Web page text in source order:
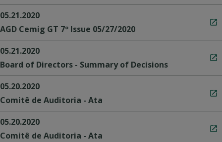
05.21.2020
AGD Cemig GT 7º Issue 05/27/2020
05.21.2020
Board of Directors - Summary of Decisions
05.20.2020
Comitê de Auditoria - Ata
05.20.2020
Comitê de Auditoria - Ata